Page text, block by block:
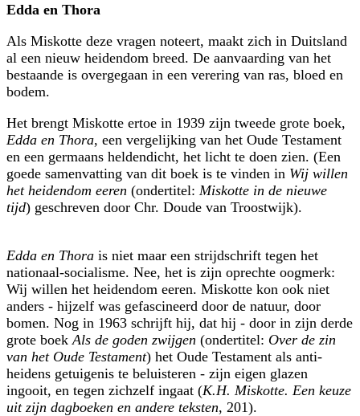
Edda en Thora
Als Miskotte deze vragen noteert, maakt zich in Duitsland
al een nieuw heidendom breed. De aanvaarding van het
bestaande is overgegaan in een verering van ras, bloed en
bodem.
Het brengt Miskotte ertoe in 1939 zijn tweede grote boek,
Edda en Thora, een vergelijking van het Oude Testament
en een germaans helden­dicht, het licht te doen zien. (Een
goede samenvatting van dit boek is te vinden in Wij willen
het heidendom eeren (ondertitel: Miskotte in de nieuwe
tijd) geschreven door Chr. Doude van Troostwijk).
Edda en Thora is niet maar een strijdschrift tegen het
nationaal-socialisme. Nee, het is zijn oprechte oogmerk:
Wij willen het heidendom eeren. Miskotte kon ook niet
anders - hijzelf was gefascineerd door de natuur, door
bomen. Nog in 1963 schrijft hij, dat hij - door in zijn derde
grote boek Als de goden zwijgen (ondertitel: Over de zin
van het Oude Testament) het Oude Testament als anti-
heidens getuigenis te beluisteren - zijn eigen glazen
ingooit, en tegen zichzelf ingaat (K.H. Miskotte. Een keuze
uit zijn dagboeken en andere teksten, 201).